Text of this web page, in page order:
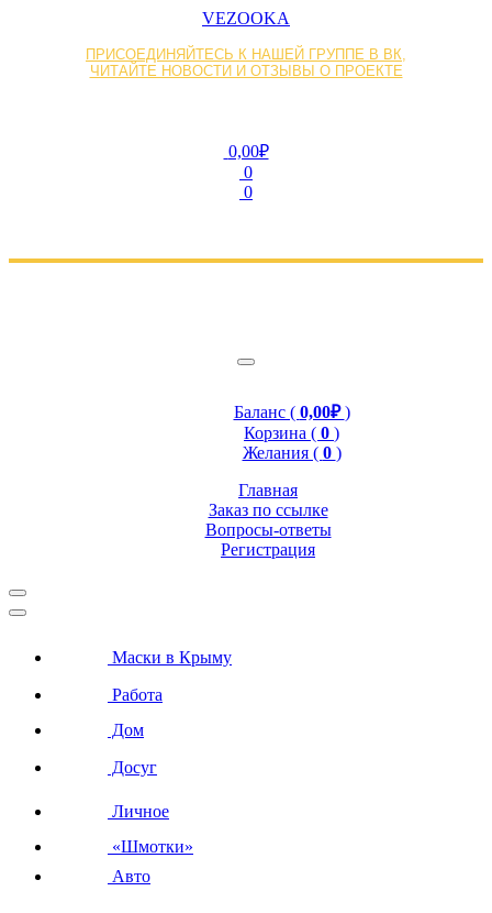
VEZOOKA
ПРИСОЕДИНЯЙТЕСЬ К НАШЕЙ ГРУППЕ В ВК,
ЧИТАЙТЕ НОВОСТИ И ОТЗЫВЫ О ПРОЕКТЕ
0,00₽
0
0
Баланс ( 0,00₽)
Корзина ( 0 )
Желания ( 0 )
Главная
Заказ по ссылке
Вопросы-ответы
Регистрация
Маски в Крыму
Работа
Дом
Досуг
Личное
«Шмотки»
Авто